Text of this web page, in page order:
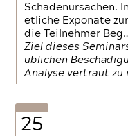
Schadenursachen.
etliche Exponate
die Teilnehmer
Ziel dieses
üblichen
Analyse vertraut zu
25